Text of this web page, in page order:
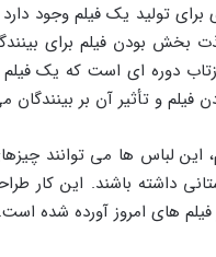
برای تولید یک فیلم وجود
بخش بودن فیلم برای
دوره ای است که یک
فیلم و تأثیر آن بر بینندگان
این لباس ها می توانند
داشته باشند. این کار
فیلم های امروز آورده شده است.